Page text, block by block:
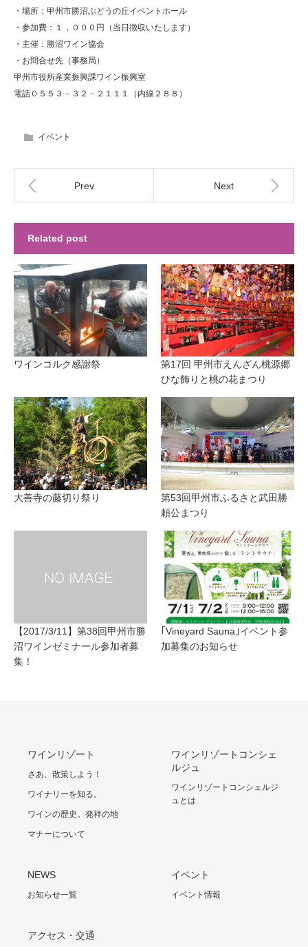
・場所：甲州市勝沼ぶどうの丘イベントホール
・参加費：１，０００円（当日徴収いたします）
・主催：勝沼ワイン協会
・お問合せ先（事務局）
甲州市役所産業振興課ワイン振興室
電話０５５３－３２－２１１１（内線２８８）
イベント
Prev Next
Related post
ワインコルク感謝祭
第17回 甲州市えんざん桃源郷
ひな飾りと桃の花まつり
大善寺の藤切り祭り
第53回甲州市ふるさと武田勝
頼公まつり
【2017/3/11】第38回甲州市勝
沼ワインゼミナール参加者募
集！
｢Vineyard Sauna｣イベント参
加募集のお知らせ
ワインリゾート
さあ、散策しよう！
ワイナリーを知る。
ワインの歴史。発祥の地
マナーについて
ワインリゾートコンシェ
ルジュ
ワインリゾートコンシェルジ
ュとは
NEWS
お知らせ一覧
イベント
イベント情報
アクセス・交通